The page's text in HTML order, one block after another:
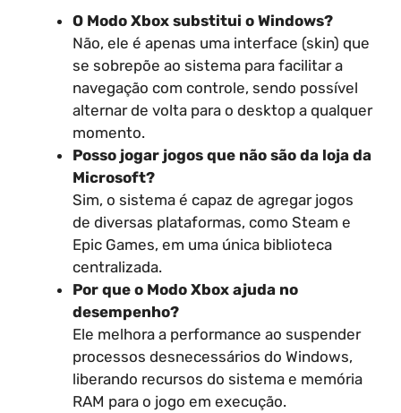
O Modo Xbox substitui o Windows?
Não, ele é apenas uma interface (skin) que
se sobrepõe ao sistema para facilitar a
navegação com controle, sendo possível
alternar de volta para o desktop a qualquer
momento.
Posso jogar jogos que não são da loja da
Microsoft?
Sim, o sistema é capaz de agregar jogos
de diversas plataformas, como Steam e
Epic Games, em uma única biblioteca
centralizada.
Por que o Modo Xbox ajuda no
desempenho?
Ele melhora a performance ao suspender
processos desnecessários do Windows,
liberando recursos do sistema e memória
RAM para o jogo em execução.